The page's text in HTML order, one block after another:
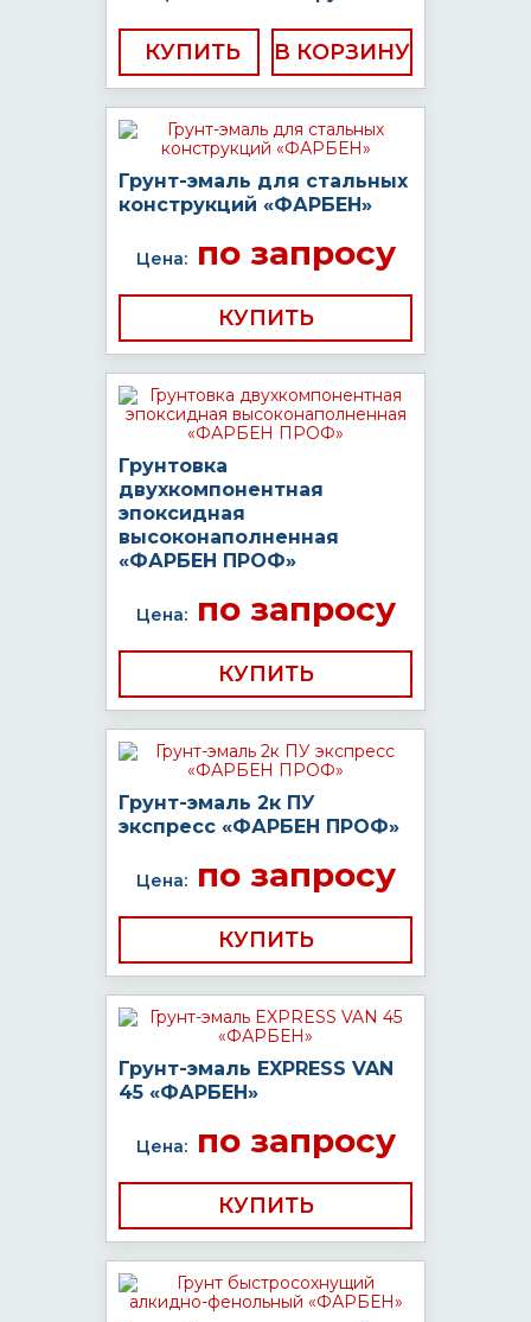
КУПИТЬ
Грунт-эмаль для стальных
конструкций «ФАРБЕН»
Цена:по запросу
КУПИТЬ
Грунтовка
двухкомпонентная
эпоксидная
высоконаполненная
«ФАРБЕН ПРОФ»
Цена:по запросу
КУПИТЬ
Грунт-эмаль 2к ПУ
экспресс «ФАРБЕН ПРОФ»
Цена:по запросу
КУПИТЬ
Грунт-эмаль EXPRESS VAN
45 «ФАРБЕН»
Цена:по запросу
КУПИТЬ